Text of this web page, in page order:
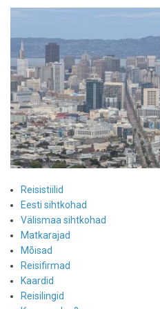
Reisistiilid
Eesti sihtkohad
Välismaa sihtkohad
Matkarajad
Mõisad
Reisifirmad
Kaardid
Reisilingid